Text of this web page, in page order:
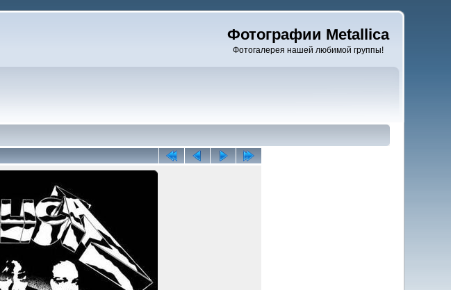
Фотографии Metallica
Фотогалерея нашей любимой группы!